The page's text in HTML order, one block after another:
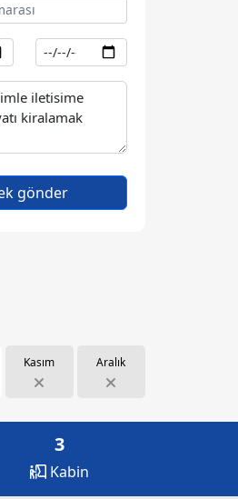
gönder
Kasım Aralık
3
Kabin